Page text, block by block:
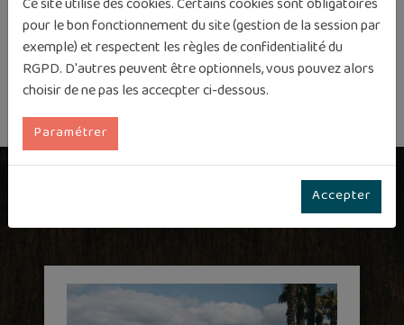
pour le bon fonctionnement du site (gestion de la session par
exemple) et respectent les règles de confidentialité du
RGPD. D'autres peuvent être optionnels, vous pouvez alors
choisir de ne pas les accecpter ci-dessous.
Paramétrer
Accepter